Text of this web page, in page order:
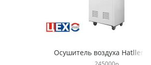
воздуха Hatller 240L